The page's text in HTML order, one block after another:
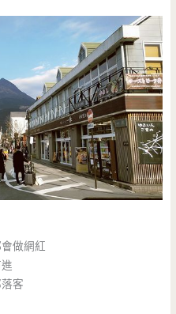
做網紅
客